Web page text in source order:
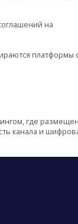
на
платформы
где
канала и